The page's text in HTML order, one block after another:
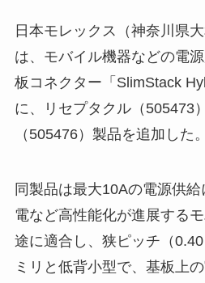
日本モレックス（神奈川県
は、モバイル機器などの電
板コネクター「SlimStack
に、リセプタクル（505473
（505476）製品を追加した。
同製品は最大10Aの電源供
電など高性能化が進展する
途に適合し、狭ピッチ（
ミリと低背小型で、基板上